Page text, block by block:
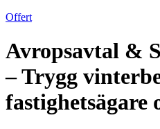
Offert
Avropsavtal &
– Trygg
fastighetsägare